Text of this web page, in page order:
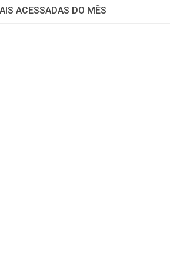
ACESSADAS DO MÊS